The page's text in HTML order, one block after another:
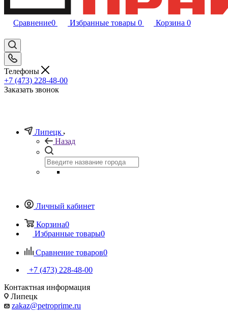
Сравнение0 Избранные товары 0 Корзина 0
Телефоны
+7 (473) 228-48-00
Заказать звонок
Липецк
Назад
Личный кабинет
Корзина0
Избранные товары0
Сравнение товаров0
+7 (473) 228-48-00
Контактная информация
Липецк
zakaz@petroprime.ru